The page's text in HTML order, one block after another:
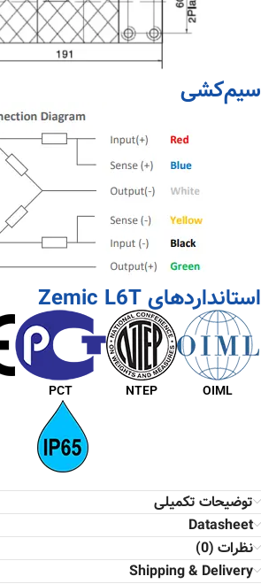
سیم‌کشی
استانداردهای Zemic L6T
OIML
NTEP
PCT
توضیحات تکمیلی
Datasheet
نظرات (0)
Shipping & Delivery